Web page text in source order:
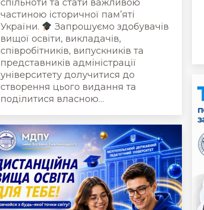
спільноти та стати важливою
частиною історичної пам’яті
України.
Запрошуємо здобувачів
вищої освіти, викладачів,
співробітників, випускників та
представників адміністрації
університету долучитися до
створення цього видання та
поділитися власною…